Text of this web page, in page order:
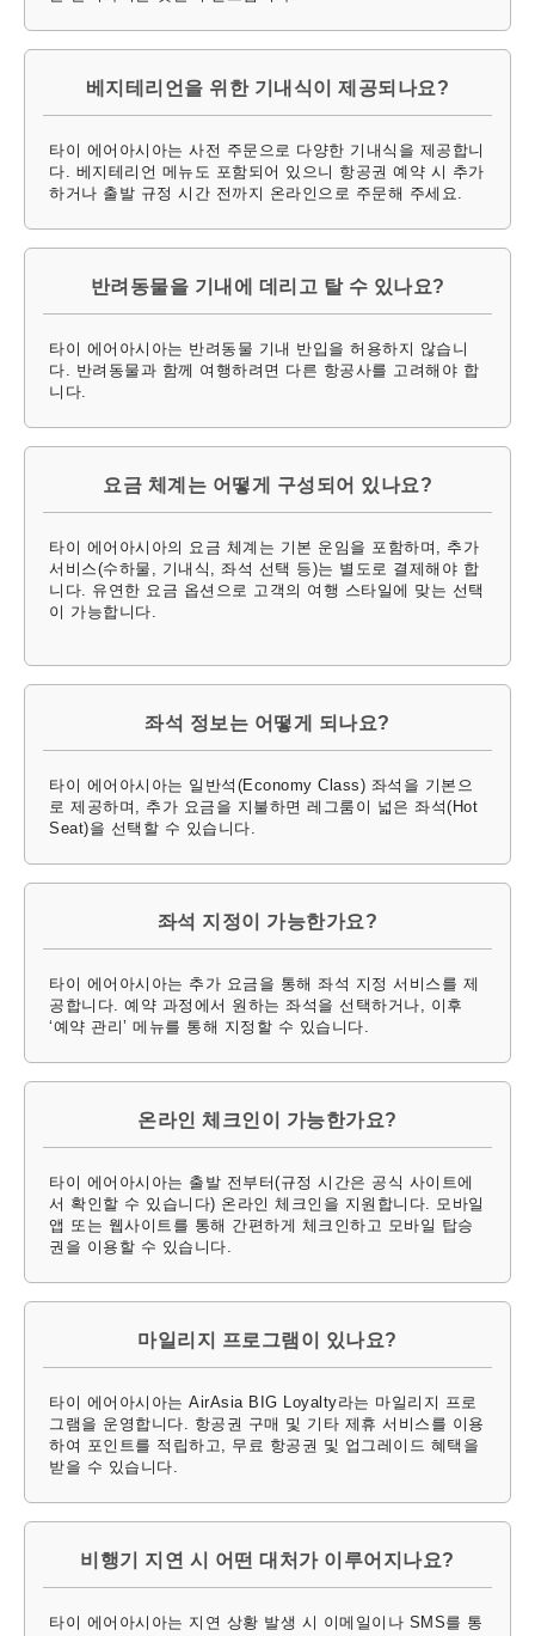
베지테리언을 위한 기내식이 제공되나요?
타이 에어아시아는 사전 주문으로 다양한 기내식을 제공합니
다. 베지테리언 메뉴도 포함되어 있으니 항공권 예약 시 추가
하거나 출발 규정 시간 전까지 온라인으로 주문해 주세요.
반려동물을 기내에 데리고 탈 수 있나요?
타이 에어아시아는 반려동물 기내 반입을 허용하지 않습니
다. 반려동물과 함께 여행하려면 다른 항공사를 고려해야 합
니다.
요금 체계는 어떻게 구성되어 있나요?
타이 에어아시아의 요금 체계는 기본 운임을 포함하며, 추가
서비스(수하물, 기내식, 좌석 선택 등)는 별도로 결제해야 합
니다. 유연한 요금 옵션으로 고객의 여행 스타일에 맞는 선택
이 가능합니다.
좌석 정보는 어떻게 되나요?
타이 에어아시아는 일반석(Economy Class) 좌석을 기본으
로 제공하며, 추가 요금을 지불하면 레그룸이 넓은 좌석(Hot
Seat)을 선택할 수 있습니다.
좌석 지정이 가능한가요?
타이 에어아시아는 추가 요금을 통해 좌석 지정 서비스를 제
공합니다. 예약 과정에서 원하는 좌석을 선택하거나, 이후
‘예약 관리’ 메뉴를 통해 지정할 수 있습니다.
온라인 체크인이 가능한가요?
타이 에어아시아는 출발 전부터(규정 시간은 공식 사이트에
서 확인할 수 있습니다) 온라인 체크인을 지원합니다. 모바일
앱 또는 웹사이트를 통해 간편하게 체크인하고 모바일 탑승
권을 이용할 수 있습니다.
마일리지 프로그램이 있나요?
타이 에어아시아는 AirAsia BIG Loyalty라는 마일리지 프로
그램을 운영합니다. 항공권 구매 및 기타 제휴 서비스를 이용
하여 포인트를 적립하고, 무료 항공권 및 업그레이드 혜택을
받을 수 있습니다.
비행기 지연 시 어떤 대처가 이루어지나요?
타이 에어아시아는 지연 상황 발생 시 이메일이나 SMS를 통